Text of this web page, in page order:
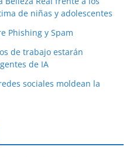
de niñas y adolescentes
Phishing y Spam
de trabajo estarán
de IA
sociales moldean la